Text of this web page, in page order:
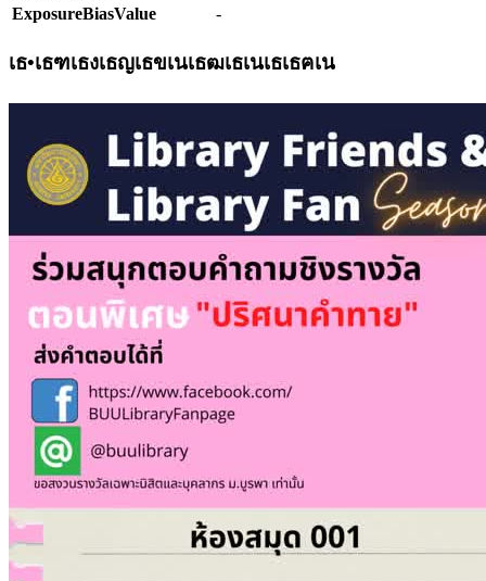
ExposureBiasValue
-
เธ•เธฑเธงเธญเธขเนเธฒเธเนเธเธฅเน